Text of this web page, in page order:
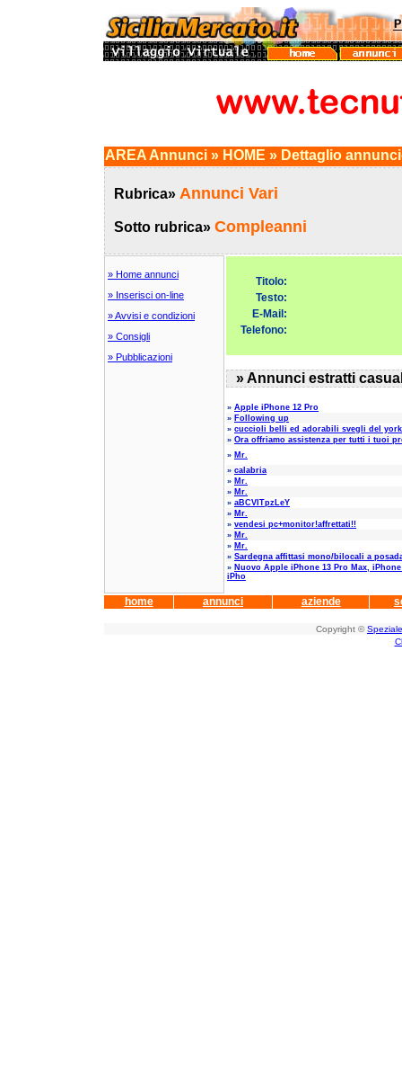
AREA Annunci » HOME » Dettaglio
Rubrica» Annunci Vari
Sotto rubrica» Compleanni
» Home annunci
» Inserisci on-line
» Avvisi e condizioni
» Consigli
» Pubblicazioni
Titolo:
Testo:
E-Mail:
Telefono:
» Annunci estratti
» Apple iPhone 12 Pro
» Following up
» cuccioli belli ed adorabili svegli del
» Ora offriamo assistenza per tutti i tuoi
» Mr.
» calabria
» Mr.
» Mr.
» aBCVITpzLeY
» Mr.
» vendesi pc+monitor!affrettati!!
» Mr.
» Mr.
» Sardegna affittasi mono/bilocali a
» Nuovo Apple iPhone 13 Pro Max,
iPho
home annunci aziende
Copyright ©